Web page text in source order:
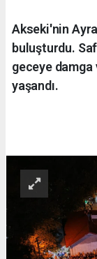
Akseki'nin
buluşturdu.
geceye
yaşandı.